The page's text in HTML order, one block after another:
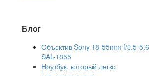
Блог
Объектив Sony 18-55mm f/3.5-5.6
SAL-1855
Ноутбук, который легко